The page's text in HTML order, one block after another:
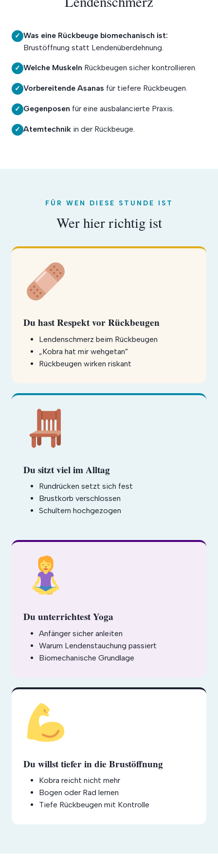
✓ Was eine Rückbeuge biomechanisch ist:
Brustöffnung statt Lendenüberdehnung.
✓ Welche Muskeln Rückbeugen sicher kontrollieren.
✓ Vorbereitende Asanas für tiefere Rückbeugen.
✓ Gegenposen für eine ausbalancierte Praxis.
✓ Atemtechnik in der Rückbeuge.
FÜR WEN DIESE STUNDE IST
Wer hier richtig ist
Du hast Respekt vor Rückbeugen
Lendenschmerz beim Rückbeugen
„Kobra hat mir wehgetan”
Rückbeugen wirken riskant
Du sitzt viel im Alltag
Rundrücken setzt sich fest
Brustkorb verschlossen
Schultern hochgezogen
Du unterrichtest Yoga
Anfänger sicher anleiten
Warum Lendenstauchung passiert
Biomechanische Grundlage
Du willst tiefer in die Brustöffnung
Kobra reicht nicht mehr
Bogen oder Rad lernen
Tiefe Rückbeugen mit Kontrolle